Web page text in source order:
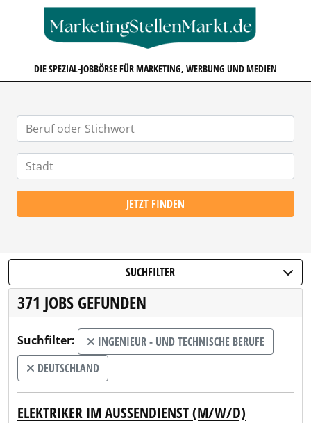
DIE SPEZIAL-JOBBÖRSE FÜR MARKETING, WERBUNG UND MEDIEN
JETZT FINDEN
SUCHFILTER
371 JOBS GEFUNDEN
Suchfilter:
INGENIEUR - UND TECHNISCHE BERUFE
DEUTSCHLAND
ELEKTRIKER IM AUSSENDIENST (M/W/D)